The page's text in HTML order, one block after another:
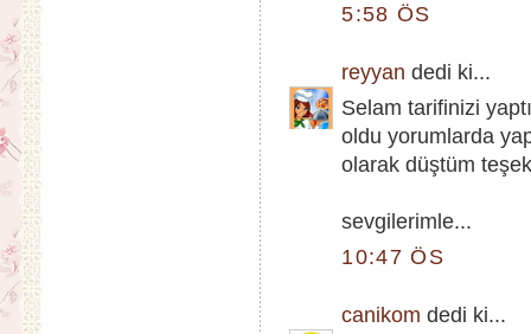
5:58 ÖS
reyyan dedi ki...
Selam tarifinizi
oldu yorumlarda
olarak düştüm
sevgilerimle...
10:47 ÖS
canikom dedi ki...